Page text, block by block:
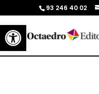
Abrir barra de herramientas
93 246 40 02